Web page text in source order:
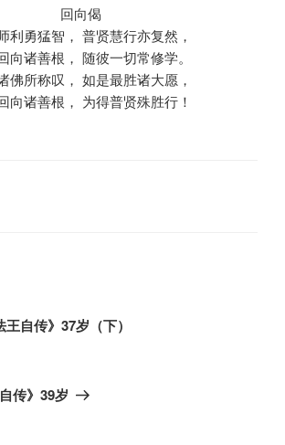
回向偈
利勇猛智， 普贤慧行亦复然，
向诸善根， 随彼一切常修学。
佛所称叹， 如是最胜诸大愿，
向诸善根， 为得普贤殊胜行！
王自传》37岁（下）
传》39岁